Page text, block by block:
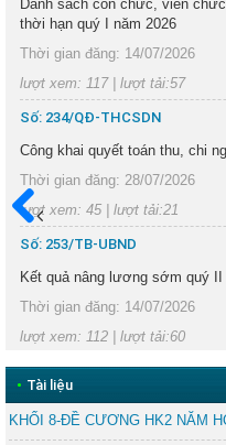
Trước
Danh sách côn chức, viên
thời hạn quý I năm 2026
Thời gian đăng: 14/07/2026
lượt xem: 117 | lượt tải:57
Số: 234/QĐ-THCSDN
Công khai quyết toán thu, chi
Thời gian đăng: 28/07/2026
lượt xem: 45 | lượt tải:21
Số: 253/TB-UBND
Kết quả nâng lương sớm quý II
Thời gian đăng: 14/07/2026
lượt xem: 112 | lượt tải:60
• Tài liệu
KHỐI 8-ĐỀ CƯƠNG HK2 NĂM